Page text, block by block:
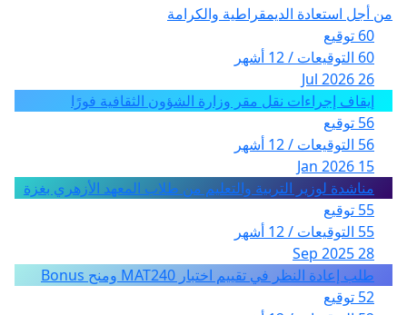
من أجل استعادة الديمقراطية والكرامة
60 توقيع
60 التوقيعات / 12 أشهر
26 Jul 2026
إيقاف إجراءات نقل مقر وزارة الشؤون الثقافية فورًا
56 توقيع
56 التوقيعات / 12 أشهر
15 Jan 2026
مناشدة لوزير التربية والتعليم من طلاب المعهد الأزهري بغزة
55 توقيع
55 التوقيعات / 12 أشهر
28 Sep 2025
طلب إعادة النظر في تقييم اختبار MAT240 ومنح Bonus
52 توقيع